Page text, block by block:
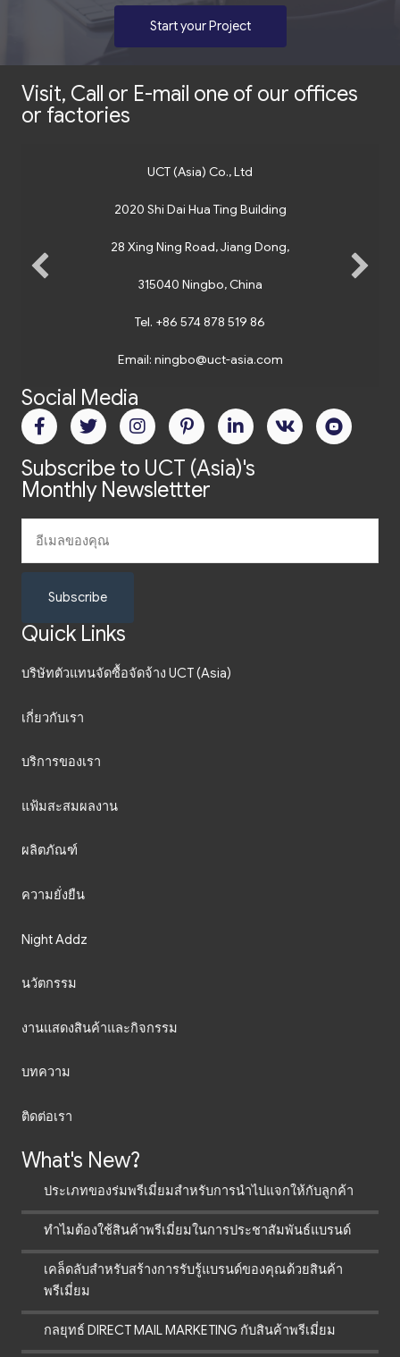
Start your Project
Visit, Call or E-mail one of our offices
or factories
UCT (Asia) Co., Ltd
2020 Shi Dai Hua Ting Building
28 Xing Ning Road, Jiang Dong,
315040 Ningbo, China
Tel. +86 574 878 519 86
Email: ningbo@uct-asia.com
Social Media
Subscribe to UCT (Asia)'s
Monthly Newslettter
Subscribe
Quick Links
บริษัทตัวแทนจัดซื้อจัดจ้าง UCT (Asia)
เกี่ยวกับเรา
บริการของเรา
แฟ้มสะสมผลงาน
ผลิตภัณฑ์
ความยั่งยืน
Night Addz
นวัตกรรม
งานแสดงสินค้าและกิจกรรม
บทความ
ติดต่อเรา
What's New?
ประเภทของร่มพรีเมี่ยมสำหรับการนำไปแจกให้กับลูกค้า
ทำไมต้องใช้สินค้าพรีเมี่ยมในการประชาสัมพันธ์แบรนด์
เคล็ดลับสำหรับสร้างการรับรู้แบรนด์ของคุณด้วยสินค้า
พรีเมี่ยม
กลยุทธ์ DIRECT MAIL MARKETING กับสินค้าพรีเมี่ยม